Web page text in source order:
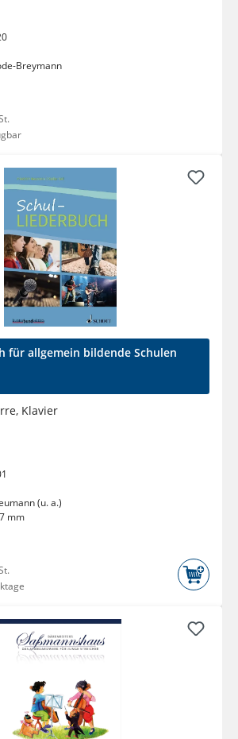
Breymann
für allgemein bildende Schulen
Klavier
(u. a.)
mm